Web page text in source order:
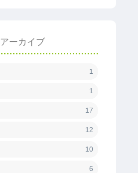
アーカイブ
1
1
17
12
10
6